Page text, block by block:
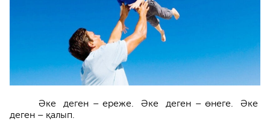
Әке деген – ереже. Әке деген – өнеге. Әке
деген – қалып.